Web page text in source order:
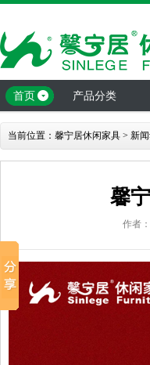
首页 产品分类
当前位置： 馨宁居休闲家具 > 新
馨
作者